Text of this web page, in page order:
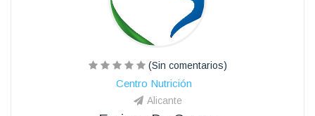
(Sin comentarios)
Centro Nutrición
Alicante